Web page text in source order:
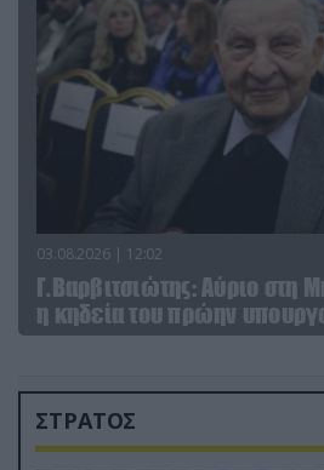
03.08.2026 | 12:02
Γ.Βαρβιτσιώτης: Aύριο στη
η κηδεία του πρώην
ΣΤΡΑΤΟΣ